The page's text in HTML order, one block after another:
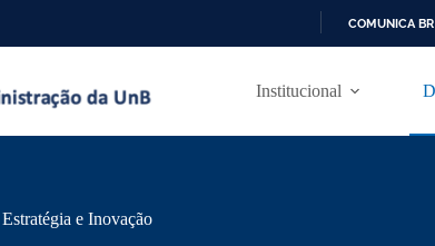
R
COMUNICA BR
Institucional
Estratégia e Inovação